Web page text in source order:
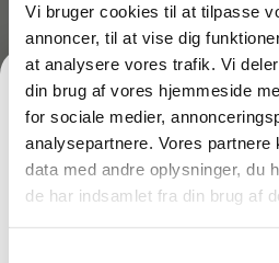
Vi bruger cookies til at tilpasse
annoncer, til at vise dig
at analysere vores trafik. Vi
din brug af vores hjemmeside
for sociale medier,
analysepartnere. Vores partnere
data med andre oplysninger, du
de har indsamlet fra din brug af
DenneMinatol Style basegør
affaldsspandei et flot, stabilt
affaldssorteringssystem.
20 liters spande og er ideel til
hvor orden og tydelig
Fordele:
FÅ 10% PÅ DIN